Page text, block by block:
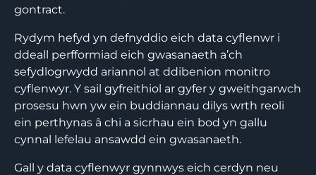
gontract.
Rydym hefyd yn defnyddio eich data cyflenwr i
ddeall perfformiad eich gwasanaeth a’ch
sefydlogrwydd ariannol at ddibenion monitro
cyflenwyr. Y sail gyfreithiol ar gyfer y gweithgarwch
prosesu hwn yw ein buddiannau dilys wrth reoli
ein perthynas â chi a sicrhau ein bod yn gallu
cynnal lefelau ansawdd ein gwasanaeth.
Gall y data cyflenwyr gynnwys eich cerdyn neu